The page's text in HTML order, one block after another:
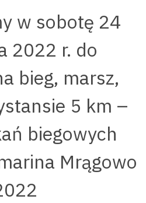
w sobotę 24
2022 r. do
bieg, marsz,
5 km –
biegowych
Mrągowo